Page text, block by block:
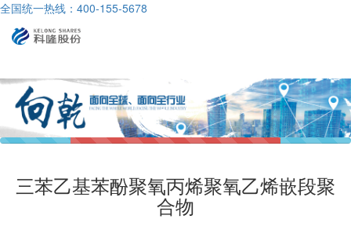
全国统一热线：400-155-5678
三苯乙基苯酚聚氧丙烯聚氧乙烯嵌段聚
合物